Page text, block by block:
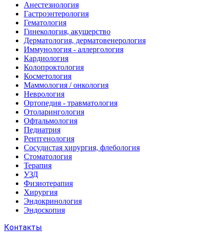
Анестезиология
Гастроэнтерология
Гематология
Гинекология, акушерство
Дерматология, дерматовенерология
Иммунология - аллергология
Кардиология
Колопроктология
Косметология
Маммология / онкология
Неврология
Ортопедия - травматология
Отоларингология
Офтальмология
Педиатрия
Рентгенология
Сосудистая хирургия, флебология
Стоматология
Терапия
УЗД
Физиотерапия
Хирургия
Эндокринология
Эндоскопия
Контакты